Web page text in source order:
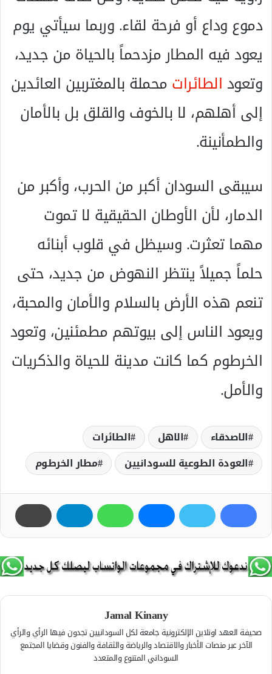
دموع وداع أو فرحة لقاء. وربما سيأتي يوم
يعود فيه المطار مزدحماً بالحياة من جديد،
وتعود الطائراتمحملة بالمغتربين العائدين
إلى أهلهم، لا بالخوف والقلق بل بالأمان
والطمأنينة.
سيبقى السودان أكبر من الحرب، وأكبر من
الدمار، لأن الأوطان الحقيقية لا تموت
مهما تعثرت. وسيظل في قلوب أبنائه
حلماً جميلاً ينتظر النهوض من جديد، حتى
تنعم هذه الأرض بالسلام والأمان والمحبة،
ويعود الناس إلى بيوتهم مطمئنين، وتعود
الخرطوم كما كانت مدينة للحياة والذكريات
والأمل.
الاصدقاء الاهل
الطائرات
العودة الطوعية للسودانيين
مطار الخرطوم
Jamal Kinany
صحيفة العهد اونلاين الإلكترونية جامعة لكل السودانيين تجدون فيها الرأي والرأي
الآخر عبر منصات الأخبار والاقتصاد والرياضة والثقافة والفنون وقضايا المجتمع
السوداني المتنوع والمتعدد